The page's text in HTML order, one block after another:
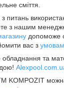
сміття.
з питань
з нашим
допоможе
вас з
обладнання та
KOMPOZIT